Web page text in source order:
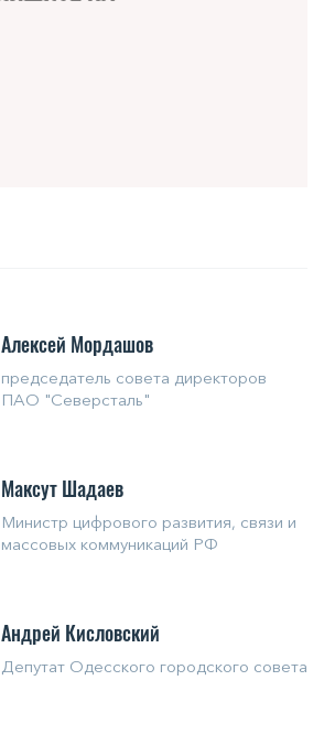
Алексей Мордашов
председатель совета директоров
ПАО "Северсталь"
Максут Шадаев
Министр цифрового развития, связи и
массовых коммуникаций РФ
Андрей Кисловский
Депутат Одесского городского совета